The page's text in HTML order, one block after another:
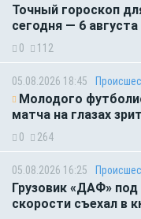
Точный гороскоп
сегодня — 6 августа
0 112
05.08.2026 18:45
Молодого
матча на глазах
0 264
05.08.2026 16:25
Грузовик «ДАФ»
скорости съехал в